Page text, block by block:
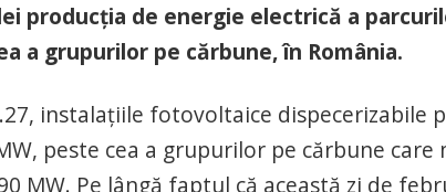
producția de energie electrică a
a grupurilor pe cărbune, în România.
instalațiile fotovoltaice dispecerizabile
peste cea a grupurilor pe cărbune
MW. Pe lângă faptul că această zi de